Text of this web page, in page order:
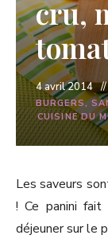
cru,
4 avril 2014
BURGERS,
CUISINE DU
Les saveurs
! Ce panini fait
déjeuner sur le